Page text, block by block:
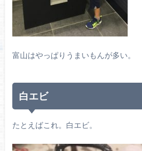
富山はやっぱりうまいもんが多い。
白エビ
たとえばこれ。白エビ。